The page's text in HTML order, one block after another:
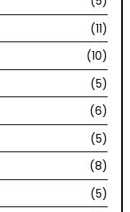
(11)
(10)
(5)
(6)
(5)
(8)
(5)